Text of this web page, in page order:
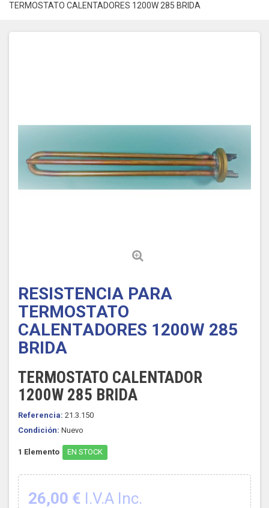
TERMOSTATO CALENTADORES 1200W 285 BRIDA
RESISTENCIA PARA
TERMOSTATO
CALENTADORES 1200W 285
BRIDA
TERMOSTATO CALENTADOR
1200W 285 BRIDA
Referencia: 21.3.150
Condición: Nuevo
1 Elemento EN STOCK
26,00 € I.V.A Inc.